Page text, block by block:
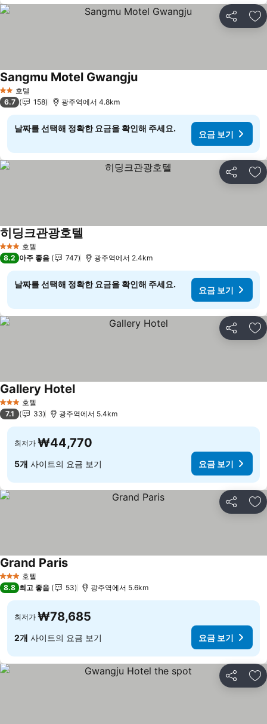
공유 즐
2 성급호텔
Sangmu Motel Gwangju요금 보기
6.7 158 광주역에서 4.8km
날짜를 선택해 정확한 요금을 확인해 주세요.
요금 보기
공유 즐
3 성급 호텔
히딩크관광호텔
8.2 아주 좋음 747 광주역에서 2.4km
날짜를 선택해 정확한 요금을 확인해 주세요.
요금 보기
공유 즐
3 성급 호텔
Gallery Hotel요금 보기
7.1 33 광주역에서 5.4km
최저가 ₩44,770
5개 사이트의 요금 보기 요금 보기
공유 즐
3 성급 호텔
Grand Paris요금 보기
8.8 최고 좋음 53 광주역에서 5.6km
최저가 ₩78,685
2개 사이트의 요금 보기 요금 보기
공유 즐